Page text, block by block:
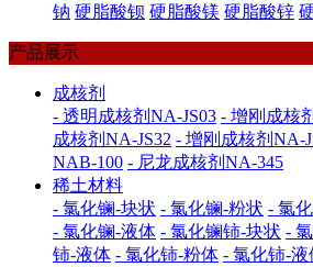
钠 硬脂酸钡 硬脂酸镁 硬脂酸锌
产品展示
成核剂
- 透明成核剂NA-JS03 - 增刚成核
成核剂NA-JS32 - 增刚成核剂NA-
NAB-100 - 尼龙成核剂NA-345
稀土材料
- 氯化镧-块状 - 氯化镧-粉状 - 氯
- 氯化镧-液体 - 氯化镧铈-块状 -
铈-液体 - 氯化铈-粉体 - 氯化铈-液